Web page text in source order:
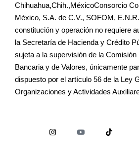
Chihuahua,Chih.,MéxicoConsorcio
México, S.A. de C.V., SOFOM,
constitución y operación no requiere
la Secretaría de Hacienda y Crédito
sujeta a la supervisión de la Comisión
Bancaria y de Valores, únicamente
dispuesto por el artículo 56 de la Ley
Organizaciones y Actividades